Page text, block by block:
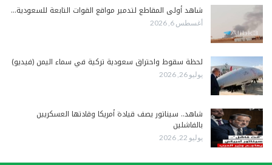
شاهد أولى المقاطع لتدمير مواقع القوات التابعة للسعودية…
أغسطس 6, 2026
لحظة سقوط واحتراق سعودية تركية في سماء اليمن (فيديو)
يوليو 26, 2026
شاهد.. سيناتور يصف قيادة أمريكا وقادتها العسكريين
بالفاشلين
يوليو 22, 2026